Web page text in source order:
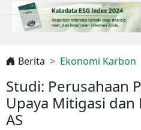
Berita Ekonomi Karbon
Studi: Perusahaan
Upaya Mitigasi
AS